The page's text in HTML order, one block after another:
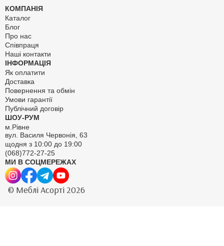
КОМПАНІЯ
Каталог
Блог
Про нас
Співпраця
Наші контакти
ІНФОРМАЦІЯ
Як оплатити
Доставка
Повернення та обмін
Умови гарантії
Публічний договір
ШОУ-РУМ
м.Рівне
вул. Василя Червонія, 63
щодня з 10:00 до 19:00
(068)772-27-25
МИ В СОЦМЕРЕЖАХ
© Меблі Асорті 2026